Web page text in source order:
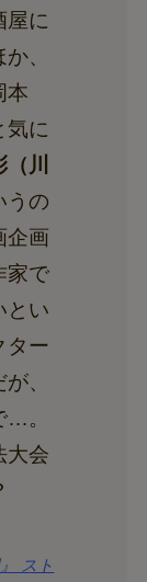
屋に
、
本
気に
川
うの
企画
家で
とい
ター
、
…。
会
スト